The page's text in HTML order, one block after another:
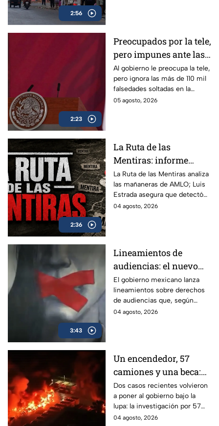
2:56
2:23
Preocupados por la tele,
pero impunes ante las
mentiras: El doble
rasero del gobierno
federal
Al gobierno le preocupa la tele,
pero ignora las más de 110 mil
falsedades soltadas en la
mañanera. Recordamos las
05 agosto, 2026
2:36
La Ruta de las
Mentiras: informe
acusa más de 100 mil
falsedades en las
mañaneras de AMLO
La Ruta de las Mentiras analiza
las mañaneras de AMLO; Luis
Estrada asegura que detectó
más de 100 mil afirmaciones
04 agosto, 2026
3:43
Lineamientos de
audiencias: el nuevo
mecanismo del
gobierno para censurar
medios y blindar la
corrupción en México
El gobierno mexicano lanza
lineamientos sobre derechos
de audiencias que, según
críticos, no protegen al
crimen organizado.
04 agosto, 2026
Un encendedor, 57
camiones y una beca:
las polémicas que
persiguen al gobierno
Dos casos recientes volvieron
a poner al gobierno bajo la
lupa: la investigación por 57
camiones incendiados y la
04 agosto, 2026